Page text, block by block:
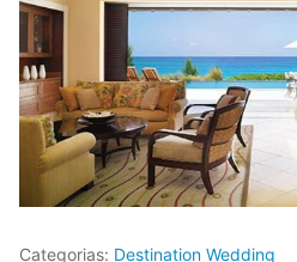
Categorias: Destination Wedding